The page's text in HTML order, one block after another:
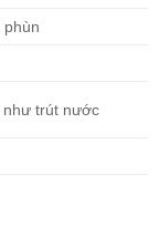
phùn
như trút nước